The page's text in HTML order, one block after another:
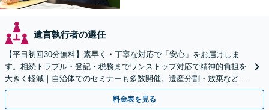
遺言執行者の選任
【平日初回30分無料】素早く・丁寧な対応で「安心」をお届けしま
す。相続トラブル・登記・税務までワンストップ対応で精神的負担を
大きく軽減｜自治体でのセミナーも多数開催。遺産分割・放棄などま
ずはお気軽にご相談ください【通知税理士】
料金表を見る